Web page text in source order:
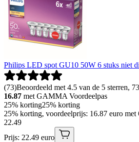
Philips LED spot GU10 50W 6 stuks niet
(73)Beoordeeld met 4.5 van de 5 sterren,
16.87 met GAMMA Voordeelpas
25% korting25% korting
25% korting, voordeelprijs: 16.87 euro
22.49
Prijs: 22.49 euro